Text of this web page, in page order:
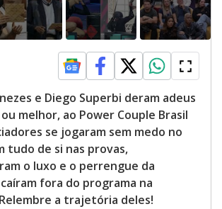
e Diego Superbi deram adeus
melhor, ao Power Couple Brasil
se jogaram sem medo no
tudo de si nas provas,
o luxo e o perrengue da
fora do programa na
a trajetória deles!